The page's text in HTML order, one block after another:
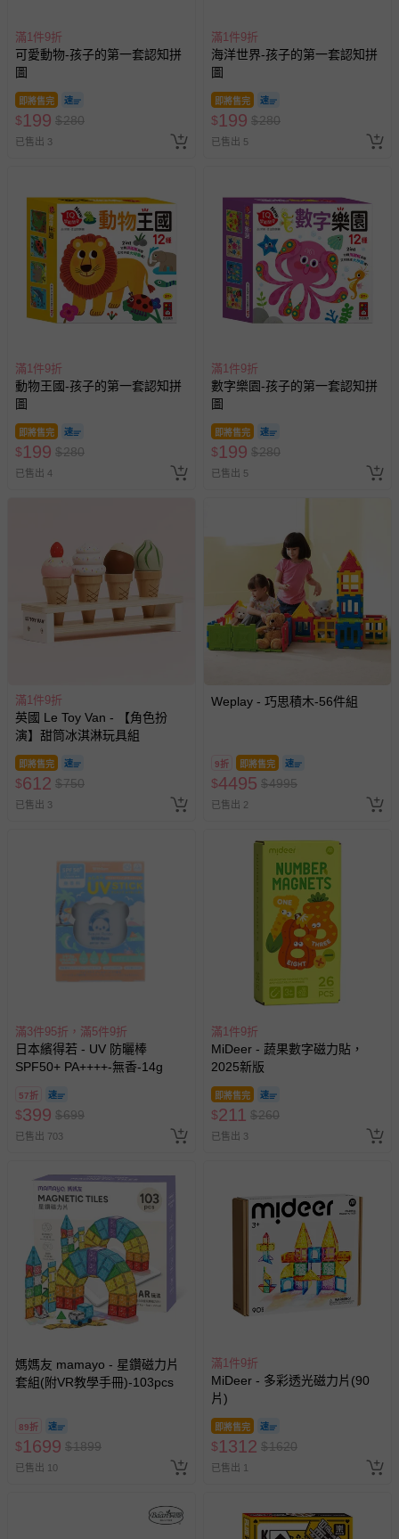
滿1件9折
可愛動物-孩子的第一套認知拼
圖
即將售完
$199 $280
已售出 3
滿1件9折
海洋世界-孩子的第一套認知拼
圖
即將售完
$199 $280
已售出 5
滿1件9折
動物王國-孩子的第一套認知拼
圖
即將售完
$199 $280
已售出 4
滿1件9折
數字樂園-孩子的第一套認知拼
圖
即將售完
$199 $280
已售出 5
滿1件9折
英國 Le Toy Van - 【角色扮
演】甜筒冰淇淋玩具組
即將售完
$612 $750
已售出 3
Weplay - 巧思積木-56件組
9折 即將售完
$4495 $4995
已售出 2
滿3件95折，滿5件9折
日本繽得若 - UV 防曬棒
SPF50+ PA++++-無香-14g
57折
$399 $699
已售出 703
滿1件9折
MiDeer - 蔬果數字磁力貼，
2025新版
即將售完
$211 $260
已售出 3
媽媽友 mamayo - 星鑽磁力片
套組(附VR教學手冊)-103pcs
89折
$1699 $1899
已售出 10
滿1件9折
MiDeer - 多彩透光磁力片(90
片)
即將售完
$1312 $1620
已售出 1